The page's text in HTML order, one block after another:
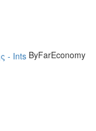
ByFarEconomy